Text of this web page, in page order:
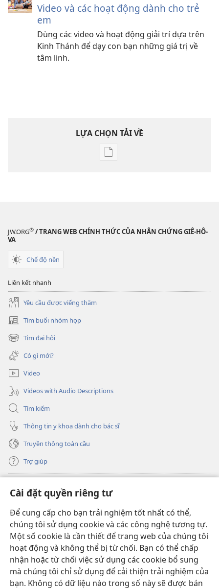
Cài đặt quyền riêng tư
Để cung cấp cho bạn trải nghiệm tốt nhất có thể,
chúng tôi sử dụng cookie và các công nghệ tương tự.
Một số cookie là cần thiết để trang web của chúng tôi
hoạt động và không thể bị từ chối. Bạn có thể chấp
nhận hoặc từ chối việc sử dụng các cookie bổ sung
mà chúng tôi chỉ sử dụng để cải thiện trải nghiệm của
bạn. Không có dữ liệu nào trong số này sẽ được bán
Video và các hoạt động dành cho trẻ
em
Dùng các video và hoạt động giải trí dựa trên
Kinh Thánh để dạy con bạn những giá trị về
tâm linh.
LỰA CHỌN TẢI VỀ
Tùy
liệu
JW.ORG® / TRANG WEB CHÍNH THỨC CỦA NHÂN CHỨNG GIÊ-HÔ-
VA
Chế độ nền
Liên kết nhanh
Yêu cầu được viếng thăm
Tìm buổi nhóm họp
(mở
cửa
sổ
mới)
Tìm đại hội
(mở
cửa
sổ
mới)
Có gì mới?
Video
Videos with Audio Descriptions
Tìm kiếm
Thông tin y khoa dành cho bác sĩ
Truyền thông toàn cầu
Trợ giúp
(mở
cửa
sổ
mới)
THƯ VIỆN TRỰC TUYẾN Tháp Canh
(mở
cửa
sổ
mới)
JW Hub ®
(mở
cửa
sổ
mới)
JW Library
Thư viện Tháp Canh